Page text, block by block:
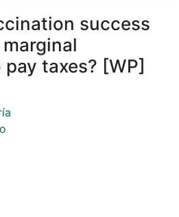
success
taxes? [WP]